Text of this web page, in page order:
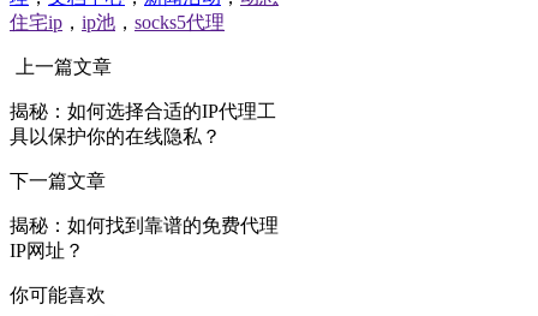
住宅ip ， ip池 ， socks5代理
上一篇文章
揭秘：如何选择合适的IP代理工
具以保护你的在线隐私？
下一篇文章
揭秘：如何找到靠谱的免费代理
IP网址？
你可能喜欢